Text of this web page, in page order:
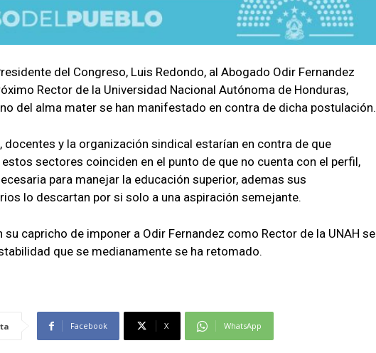
del Congreso, Luis Redondo, al Abogado Odir Fernandez
Rector de la Universidad Nacional Autónoma de Honduras,
del alma mater se han manifestado en contra de dicha postulación.
y la organización sindical estarían en contra de que
sectores coinciden en el punto de que no cuenta con el perfil,
para manejar la educación superior, ademas sus
lo descartan por si solo a una aspiración semejante.
capricho de imponer a Odir Fernandez como Rector de la UNAH se
que se medianamente se ha retomado.
Facebook X WhatsApp